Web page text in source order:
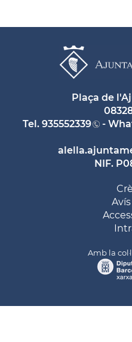
Plaça de
Tel. 935552339 -
NIF.
Amb la